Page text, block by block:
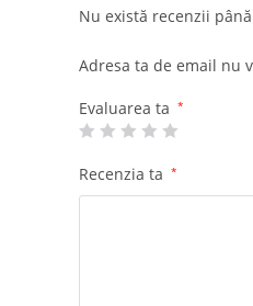
di
5
Nu există recenzii
Adresa ta de email nu
Evaluarea ta *
Recenzia ta *